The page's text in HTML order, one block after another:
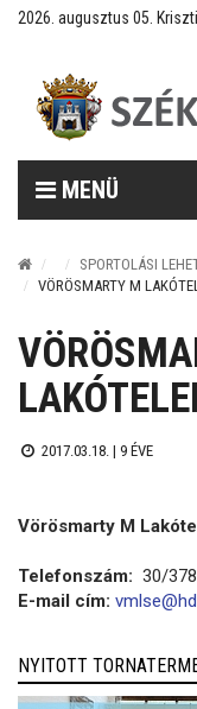
2026. augusztus 05.
MENÜ
SPORTOLÁSI
VÖRÖSMARTY M
2017.03.18. | 9 ÉVE
Vörösmarty M
Telefonszám: 30/
E-mail cím:
NYITOTT